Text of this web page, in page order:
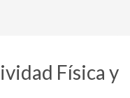
Física y